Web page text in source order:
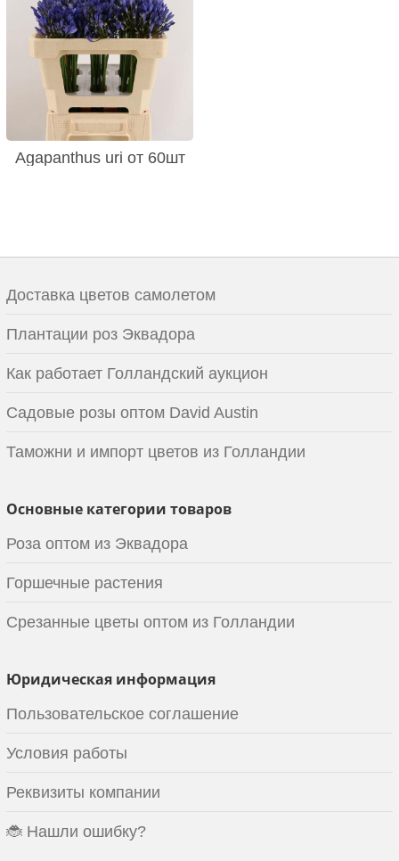
Agapanthus uri от 60шт
Доставка цветов самолетом
Плантации роз Эквадора
Как работает Голландский аукцион
Садовые розы оптом David Austin
Таможни и импорт цветов из Голландии
Основные категории товаров
Роза оптом из Эквадора
Горшечные растения
Срезанные цветы оптом из Голландии
Юридическая информация
Пользовательское соглашение
Условия работы
Реквизиты компании
🐞 Нашли ошибку?